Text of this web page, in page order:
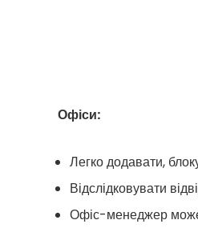
Офіси:
Легко додавати,
Відслідковувати
Офіс-менеджер може